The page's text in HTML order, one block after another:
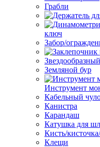
Грабли
ключ
Забор/
Земляной бур
Инструмент
Кабельный
Канистра
Карандаш
Катушка для
Кисть/
Клещи